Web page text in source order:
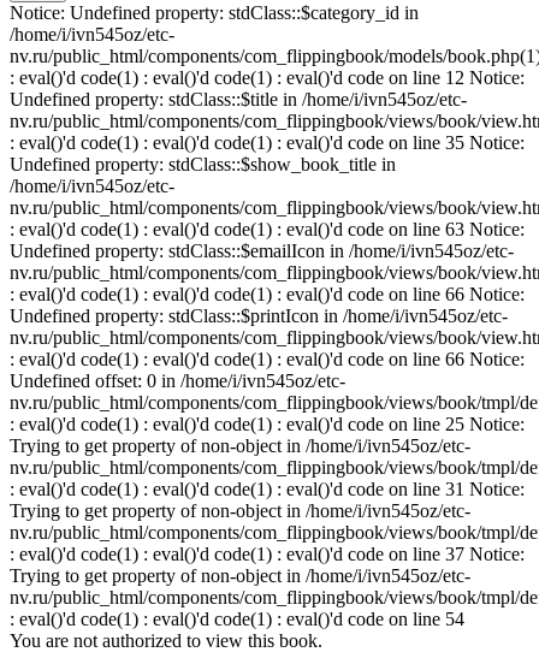
Notice: Undefined property: stdClass::$category_id in
/home/i/ivn545oz/etc-
nv.ru/public_html/components/com_flippingbook/models/
: eval()'d code(1) : eval()'d code(1) : eval()'d code on line 12 Notice:
Undefined property: stdClass::$title in /home/i/ivn545oz/etc-
nv.ru/public_html/components/com_flippingbook/views/book/
: eval()'d code(1) : eval()'d code(1) : eval()'d code on line 35 Notice:
Undefined property: stdClass::$show_book_title in
/home/i/ivn545oz/etc-
nv.ru/public_html/components/com_flippingbook/views/book/
: eval()'d code(1) : eval()'d code(1) : eval()'d code on line 63 Notice:
Undefined property: stdClass::$emailIcon in /home/i/ivn545oz/etc-
nv.ru/public_html/components/com_flippingbook/views/book/
: eval()'d code(1) : eval()'d code(1) : eval()'d code on line 66 Notice:
Undefined property: stdClass::$printIcon in /home/i/ivn545oz/etc-
nv.ru/public_html/components/com_flippingbook/views/book/
: eval()'d code(1) : eval()'d code(1) : eval()'d code on line 66 Notice:
Undefined offset: 0 in /home/i/ivn545oz/etc-
nv.ru/public_html/components/com_flippingbook/views/book/tmpl/
: eval()'d code(1) : eval()'d code(1) : eval()'d code on line 25 Notice:
Trying to get property of non-object in /home/i/ivn545oz/etc-
nv.ru/public_html/components/com_flippingbook/views/book/tmpl/
: eval()'d code(1) : eval()'d code(1) : eval()'d code on line 31 Notice:
Trying to get property of non-object in /home/i/ivn545oz/etc-
nv.ru/public_html/components/com_flippingbook/views/book/tmpl/
: eval()'d code(1) : eval()'d code(1) : eval()'d code on line 37 Notice:
Trying to get property of non-object in /home/i/ivn545oz/etc-
nv.ru/public_html/components/com_flippingbook/views/book/tmpl/
: eval()'d code(1) : eval()'d code(1) : eval()'d code on line 54
You are not authorized to view this book.